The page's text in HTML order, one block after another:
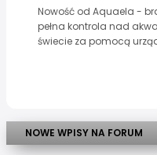
Nowość od Aquaela -
pełna kontrola nad
świecie za pomocą
NOWE WPISY NA FORUM